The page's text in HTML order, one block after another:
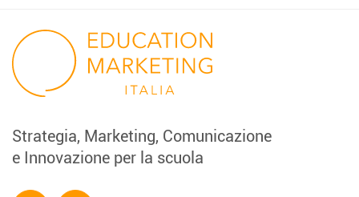
Navigazione
articoli
Strategia, Marketing, Comunicazione
e Innovazione per la scuola